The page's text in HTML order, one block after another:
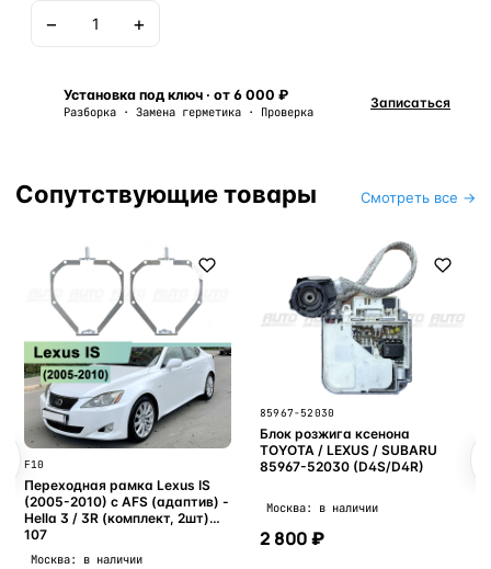
− +
Установка под ключ · от 6 000 ₽
Разборка · Замена герметика · Проверка
Записаться
Сопутствующие товары Смотреть все →
F10
Переходная рамка Lexus IS
(2005-2010) с AFS (адаптив) -
Hella 3 / 3R (комплект, 2шт)
107
Москва: в наличии
85967-52030
Блок розжига ксенона
TOYOTA / LEXUS / SUBARU
85967-52030 (D4S/D4R)
Москва: в наличии
2 800 ₽